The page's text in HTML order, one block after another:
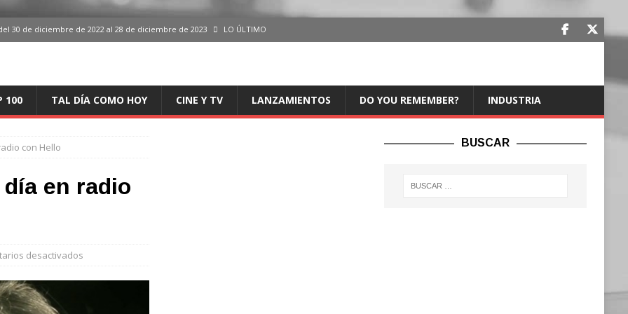
30 de diciembre de 2022 al 28 de diciembre de 2023 LO ÚLTIMO
100 TAL DÍA COMO HOY CINE Y TV LANZAMIENTOS DO YOU REMEMBER? INDUSTRIA
con Hello
en radio
desactivados
BUSCAR